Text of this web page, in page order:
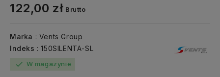
122,00 zł Brutto
Marka : Vents Group
Indeks : 150SILENTA-SL
check W magazynie